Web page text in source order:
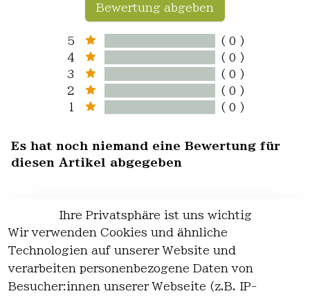
Bewertung abgeben
5
( 0 )
4
( 0 )
3
( 0 )
2
( 0 )
1
( 0 )
Es hat noch niemand eine Bewertung für
diesen Artikel abgegeben
EU-Verantwortliche Person - klicken Sie
für Details
Ihre Privatsphäre ist uns wichtig
Wir verwenden Cookies und ähnliche
Technologien auf unserer Website und
verarbeiten personenbezogene Daten von
Besucher:innen unserer Webseite (z.B. IP-